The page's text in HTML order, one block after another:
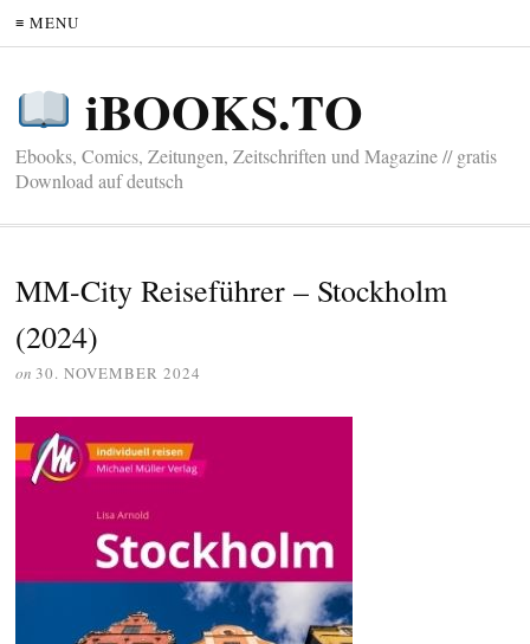
≡ MENU
iBOOKS.TO
Ebooks, Comics, Zeitungen, Zeitschriften und Magazine // gratis
Download auf deutsch
MM-City Reiseführer – Stockholm
(2024)
on 30. NOVEMBER 2024